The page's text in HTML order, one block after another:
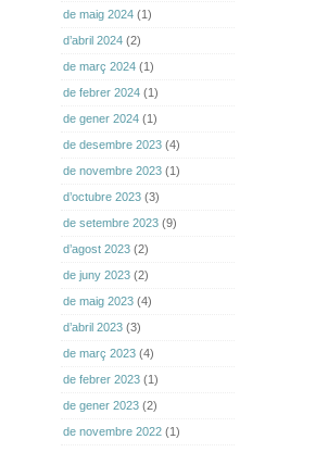
de maig 2024 (1)
d’abril 2024 (2)
de març 2024 (1)
de febrer 2024 (1)
de gener 2024 (1)
de desembre 2023 (4)
de novembre 2023 (1)
d’octubre 2023 (3)
de setembre 2023 (9)
d’agost 2023 (2)
de juny 2023 (2)
de maig 2023 (4)
d’abril 2023 (3)
de març 2023 (4)
de febrer 2023 (1)
de gener 2023 (2)
de novembre 2022 (1)